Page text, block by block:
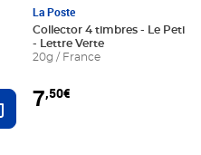
Ajouter au panier
La Poste
Collector 4 timbres - Le Petit
- Lettre Verte
20g / France
7,50€